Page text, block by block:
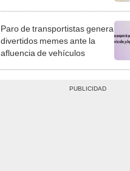
Paro de transportistas genera
divertidos memes ante la
afluencia de vehículos